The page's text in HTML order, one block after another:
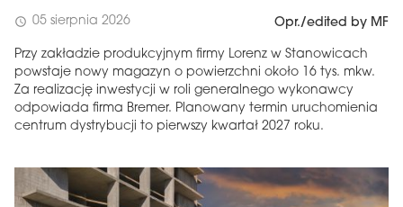
schedule 05 sierpnia 2026 Opr./edited by MF
Przy zakładzie produkcyjnym firmy Lorenz w Stanowicach
powstaje nowy magazyn o powierzchni około 16 tys. mkw.
Za realizację inwestycji w roli generalnego wykonawcy
odpowiada firma Bremer. Planowany termin uruchomienia
centrum dystrybucji to pierwszy kwartał 2027 roku.